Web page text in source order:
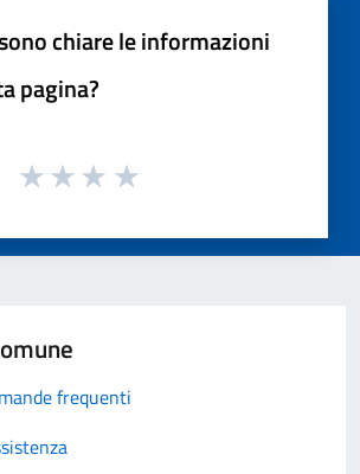
chiare le informazioni
pagina?
frequenti